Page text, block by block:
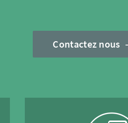
Contactez nous